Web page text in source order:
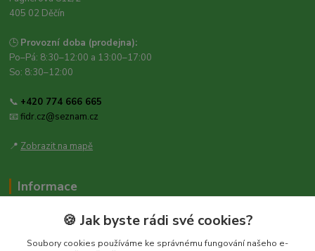
405 02 Děčín
🕒 Provozní doba (prodejna):
Po–Pá: 8:30–12:00 a 13:00–17:00
So: 8:30–12:00
📞 +420 774 666 665
📧fidr.cz@seznam.cz
📍 Zobrazit na mapě
Informace
Zásady ochrany osobních údajů
Kontakt
🍪 Jak byste rádi své cookies?
Soubory cookies používáme ke správnému fungování našeho e-